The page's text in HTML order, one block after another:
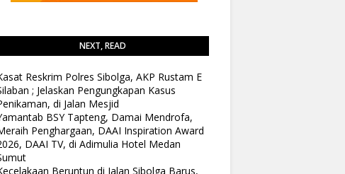
NEXT, READ
Reskrim Polres Sibolga, AKP Rustam E
; Jelaskan Pengungkapan Kasus
di Jalan Mesjid
BSY Tapteng, Damai Mendrofa,
Penghargaan, DAAI Inspiration Award
DAAI TV, di Adimulia Hotel Medan
Beruntun di Jalan Sibolga Barus,